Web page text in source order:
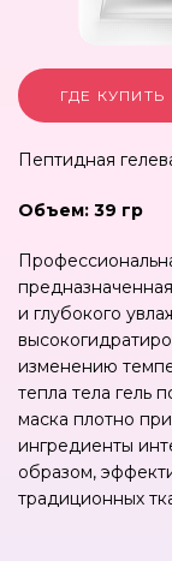
ГДЕ КУПИТЬ
Пептидная
Объем: 39 гр
и глубокого
изменению
тепла тела гель
маска плотно
ингредиенты
образом,
традиционных